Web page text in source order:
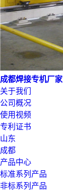
成都焊接专机厂家
关于我们
公司概况
使用视频
专利证书
山东
成都
产品中心
标准系列产品
非标系列产品